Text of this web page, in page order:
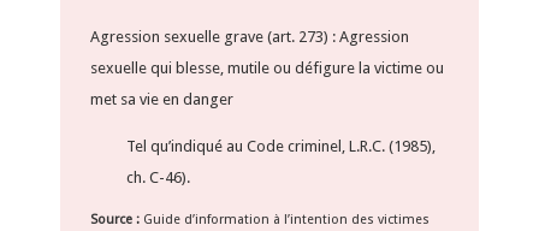
Agression sexuelle grave (art. 273) : Agression
sexuelle qui blesse, mutile ou défigure la victime ou
met sa vie en danger
Tel qu’indiqué au Code criminel, L.R.C. (1985),
ch. C-46).
Source : Guide d’information à l’intention des victimes